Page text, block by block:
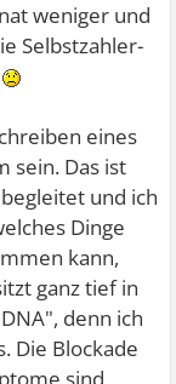
weniger und
Selbstzahler-
eines
sein. Das ist
und ich
Dinge
kann,
ganz tief in
denn ich
Die Blockade